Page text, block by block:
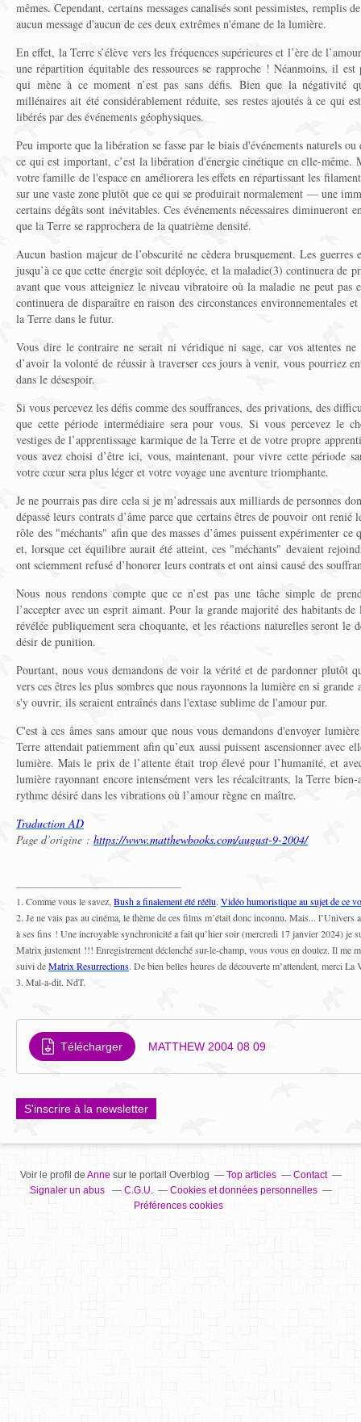
mêmes. Cependant, certains messages canalisés sont pessimistes, remplis
aucun message d'aucun de ces deux extrêmes n'émane de la lumière.
En effet, la Terre s’élève vers les fréquences supérieures et l’ère de
une répartition équitable des ressources se rapproche ! Néanmoins, il
qui mène à ce moment n’est pas sans défis. Bien que la négativité
millénaires ait été considérablement réduite, ses restes ajoutés à ce qui
libérés par des événements géophysiques.
Peu importe que la libération se fasse par le biais d'événements naturels
ce qui est important, c’est la libération d'énergie cinétique en elle-même.
votre famille de l'espace en améliorera les effets en répartissant les
sur une vaste zone plutôt que ce qui se produirait normalement — une
certains dégâts sont inévitables. Ces événements nécessaires diminueront
que la Terre se rapprochera de la quatrième densité.
Aucun bastion majeur de l’obscurité ne cèdera brusquement. Les guerres
jusqu’à ce que cette énergie soit déployée, et la maladie(3) continuera de
avant que vous atteigniez le niveau vibratoire où la maladie ne peut pas
continuera de disparaître en raison des circonstances environnementales
la Terre dans le futur.
Vous dire le contraire ne serait ni véridique ni sage, car vos attentes ne
d’avoir la volonté de réussir à traverser ces jours à venir, vous pourriez
dans le désespoir.
Si vous percevez les défis comme des souffrances, des privations, des
que cette période intermédiaire sera pour vous. Si vous percevez le
vestiges de l’apprentissage karmique de la Terre et de votre propre
vous avez choisi d’être ici, vous, maintenant, pour vivre cette période
votre cœur sera plus léger et votre voyage une aventure triomphante.
Je ne pourrais pas dire cela si je m’adressais aux milliards de personnes
dépassé leurs contrats d’âme parce que certains êtres de pouvoir ont
rôle des "méchants" afin que des masses d’âmes puissent expérimenter
et, lorsque cet équilibre aurait été atteint, ces "méchants" devaient
ont sciemment refusé d’honorer leurs contrats et ont ainsi causé des
Nous nous rendons compte que ce n’est pas une tâche simple de
l’accepter avec un esprit aimant. Pour la grande majorité des habitants
révélée publiquement sera choquante, et les réactions naturelles seront le
désir de punition.
Pourtant, nous vous demandons de voir la vérité et de pardonner plutôt
vers ces êtres les plus sombres que nous rayonnons la lumière en si
s'y ouvrir, ils seraient entraînés dans l'extase sublime de l'amour pur.
C'est à ces âmes sans amour que nous vous demandons d'envoyer
Terre attendait patiemment afin qu’eux aussi puissent ascensionner avec
lumière. Mais le prix de l’attente était trop élevé pour l’humanité, et
lumière rayonnant encore intensément vers les récalcitrants, la Terre
rythme désiré dans les vibrations où l’amour règne en maître.
Traduction AD
Page d’origine : https://www.matthewbooks.com/august-9-2004/
1. Comme vous le savez, Bush a finalement été réélu. Vidéo humoristique au sujet de ce
2. Je ne vais pas au cinéma, le thème de ces films m’était donc inconnu. Mais... l’Univers
à ses fins ! Une incroyable synchronicité a fait qu’hier soir (mercredi 17 janvier 2024) je
Matrix justement !!! Enregistrement déclenché sur-le-champ, vous vous en doutez. Il me
suivi deMatrix Resurrections. De bien belles heures de découverte m’attendent, merci
3. Mal-a-dit. NdT.
Télécharger MATTHEW 2004 08 09
S'inscrire à la newsletter
Voir le profil de Annesur le portail Overblog Top articles
Contact
Signaler un abus
C.G.U.
Cookies et données personnelles
Préférences cookies